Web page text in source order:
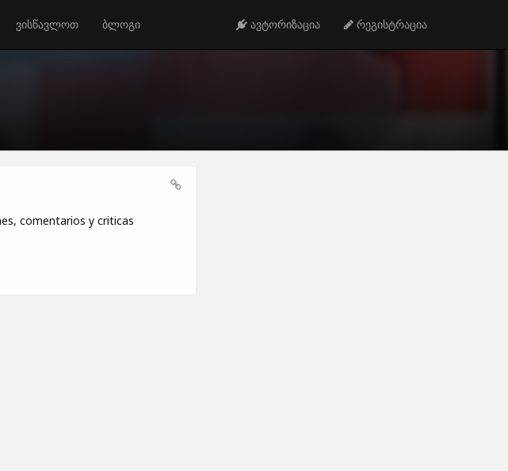
ვისწავლოთ ბლოგი ავტორიზაცია რეგისტრაცია
comentarios y criticas